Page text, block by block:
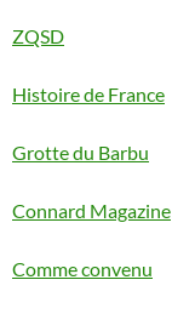
ZQSD
Histoire de France
Grotte du Barbu
Connard Magazine
Comme convenu